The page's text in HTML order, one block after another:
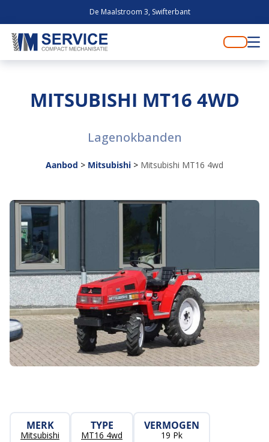
De Maalstroom 3, Swifterbant
MITSUBISHI MT16 4WD
Lagenokbanden
Aanbod > Mitsubishi > Mitsubishi MT16 4wd
MERK
Mitsubishi
TYPE
MT16 4wd
VERMOGEN
19 Pk